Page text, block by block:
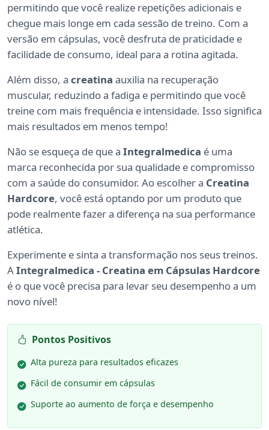
permitindo que você realize repetições adicionais e
chegue mais longe em cada sessão de treino. Com a
versão em cápsulas, você desfruta de praticidade e
facilidade de consumo, ideal para a rotina agitada.
Além disso, a creatina auxilia na recuperação
muscular, reduzindo a fadiga e permitindo que você
treine com mais frequência e intensidade. Isso significa
mais resultados em menos tempo!
Não se esqueça de que a Integralmedica é uma
marca reconhecida por sua qualidade e compromisso
com a saúde do consumidor. Ao escolher a Creatina
Hardcore, você está optando por um produto que
pode realmente fazer a diferença na sua performance
atlética.
Experimente e sinta a transformação nos seus treinos.
AIntegralmedica - Creatina em Cápsulas Hardcore
é o que você precisa para levar seu desempenho a um
novo nível!
Pontos Positivos
Alta pureza para resultados eficazes
Fácil de consumir em cápsulas
Suporte ao aumento de força e desempenho